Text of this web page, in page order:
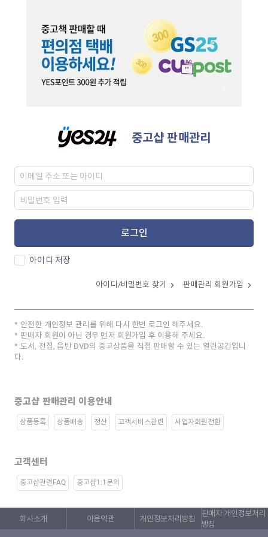
중고샵 판매관리
로그인
아이디 저장
아이디/비밀번호 찾기 판매관리 회원가입
안전한 개인정보 관리를 위해 다시 한번 로그인 해주세요.
판매자 회원이 아닌 경우 먼저 회원가입 후 이용해 주세요.
도서, 전집, 음반 DVD의 중고상품을 직접 판매할 수 있는 열린공간입니
다.
중고샵 판매관리 이용안내
상품등록 상품배송 정산 고객서비스관련 사업자회원전환
고객센터
중고샵관련FAQ 중고샵1:1문의
회사소개 이용약관 개인정보처리방침
판매자 개인정보처리
방침